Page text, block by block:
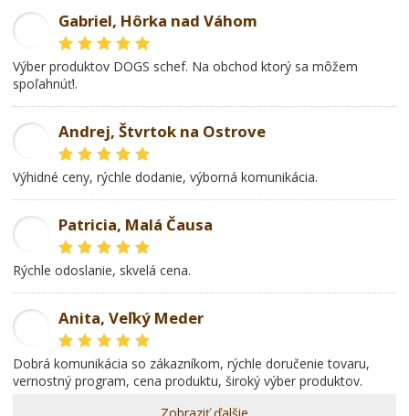
Gabriel, Hôrka nad Váhom
Výber produktov DOGS schef. Na obchod ktorý sa môžem
spoľahnúť!.
Andrej, Štvrtok na Ostrove
Výhidné ceny, rýchle dodanie, výborná komunikácia.
Patricia, Malá Čausa
rýchle odoslanie, skvelá cena.
Anita, Veľký Meder
dobrá komunikácia so zákazníkom, rýchle doručenie tovaru,
vernostný program, cena produktu, široký výber produktov.